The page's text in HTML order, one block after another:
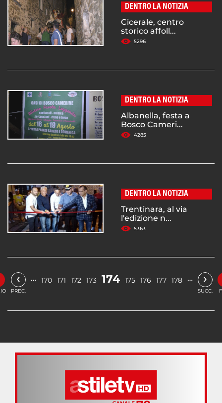
DENTRO LA NOTIZIA
Cicerale, centro
storico affoll...
5296
DENTRO LA NOTIZIA
Albanella, festa a
Bosco Cameri...
4285
DENTRO LA NOTIZIA
Trentinara, al via
l'edizione n...
5363
‹
PREC.
… 170 171 172 173 174 175 176 177 178 … ›
SUCC.